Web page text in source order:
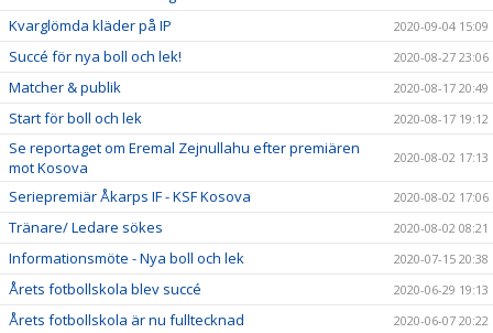
Kvarglömda kläder på IP 2020-09-04 15:09
Succé för nya boll och lek! 2020-08-27 23:06
Matcher & publik 2020-08-17 20:49
Start för boll och lek 2020-08-17 19:12
Se reportaget om Eremal Zejnullahu efter premiären
mot Kosova
2020-08-02 17:13
Seriepremiär Åkarps IF - KSF Kosova 2020-08-02 17:06
Tränare/ Ledare sökes 2020-08-02 08:21
Informationsmöte - Nya boll och lek 2020-07-15 20:38
Årets fotbollskola blev succé 2020-06-29 19:13
Årets fotbollskola är nu fulltecknad 2020-06-07 20:22